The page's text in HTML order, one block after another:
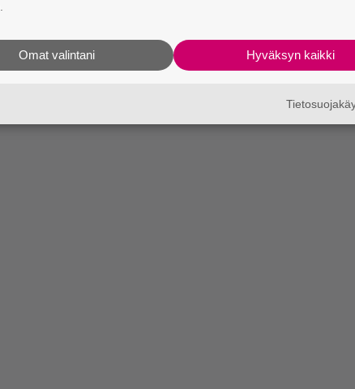
Hyväksyn kaikki
Omat valintani